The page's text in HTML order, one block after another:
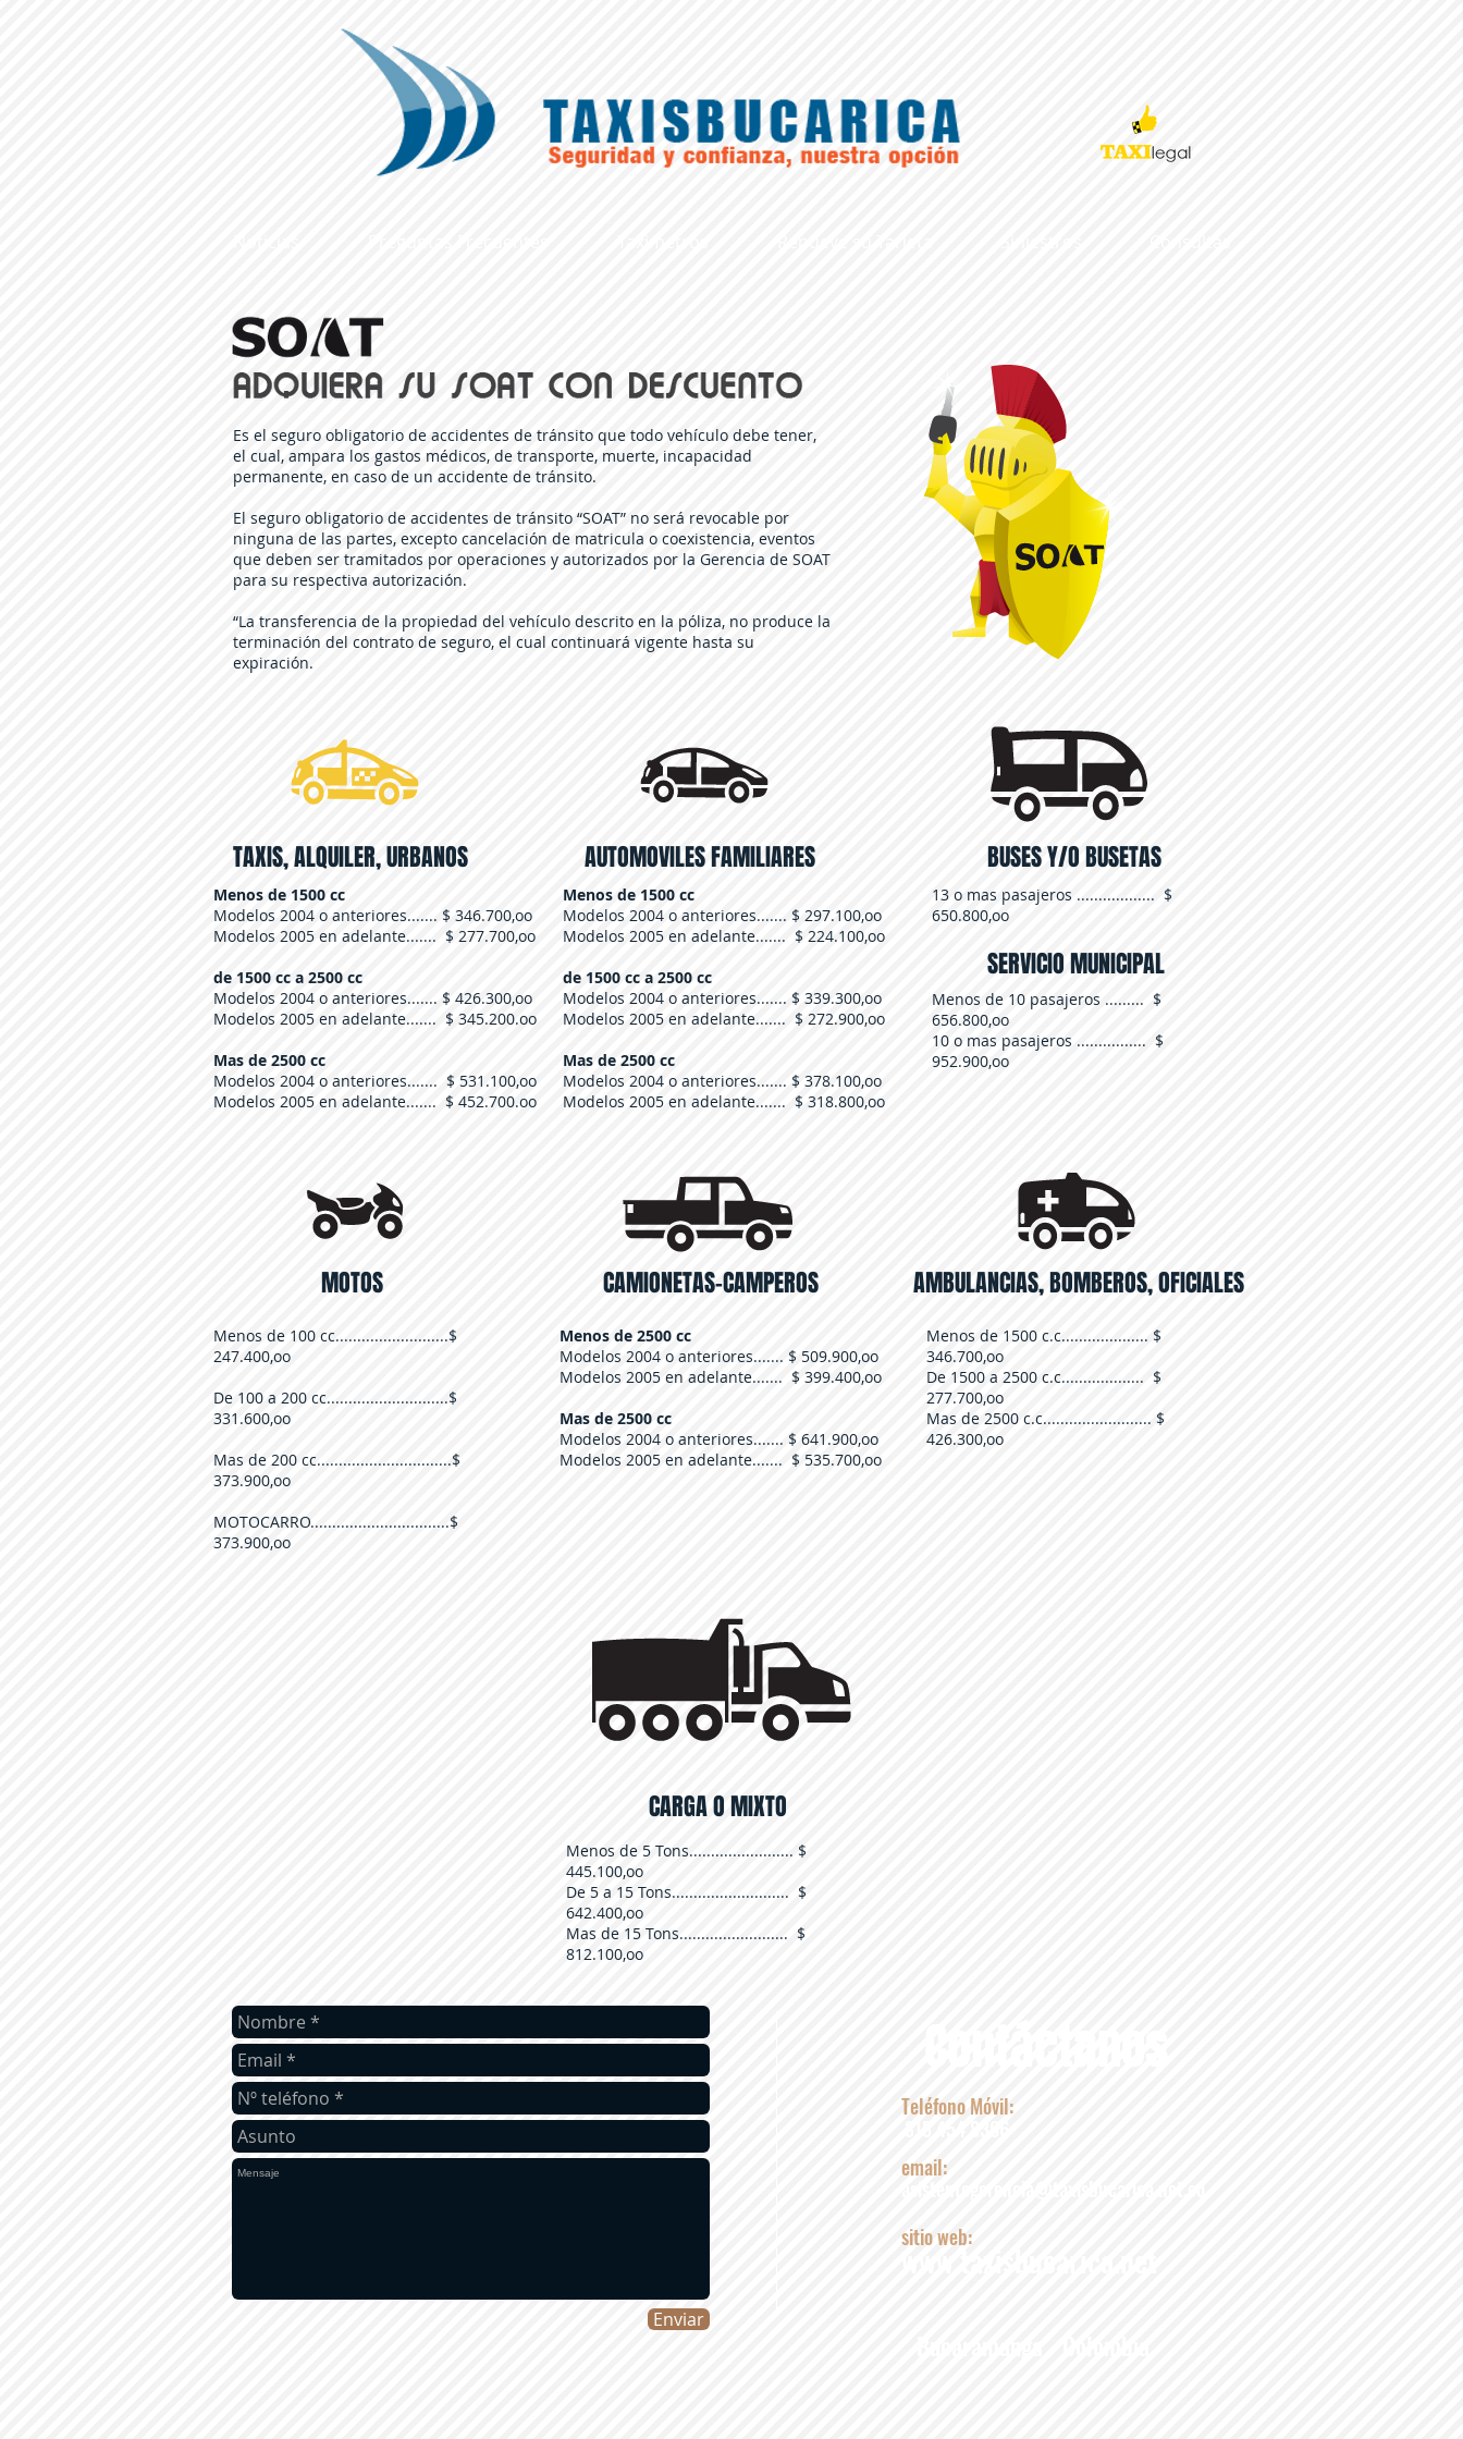
Es el seguro obligatorio de accidentes de tránsito que todo vehículo debe tener,
el cual, ampara los gastos médicos, de transporte, muerte, incapacidad
permanente, en caso de un accidente de tránsito.
El seguro obligatorio de accidentes de tránsito “SOAT” no será revocable por
ninguna de las partes, excepto cancelación de matricula o coexistencia, eventos
que deben ser tramitados por operaciones y autorizados por la Gerencia de SOAT
para su respectiva autorización.
“La transferencia de la propiedad del vehículo descrito en la póliza, no produce la
terminación del contrato de seguro, el cual continuará vigente hasta su
expiración.
TAXIS, ALQUILER, URBANOS AUTOMOVILES FAMILIARES
Menos de 1500 cc
Modelos 2004 o anteriores....... $ 346.700,oo
Modelos 2005 en adelante....... $ 277.700,oo
de 1500 cc a 2500 cc
Modelos 2004 o anteriores....... $ 426.300,oo
Modelos 2005 en adelante....... $ 345.200.oo
Mas de 2500 cc
Modelos 2004 o anteriores....... $ 531.100,oo
Modelos 2005 en adelante....... $ 452.700.oo
Menos de 1500 cc
Modelos 2004 o anteriores....... $ 297.100,oo
Modelos 2005 en adelante....... $ 224.100,oo
de 1500 cc a 2500 cc
Modelos 2004 o anteriores....... $ 339.300,oo
Modelos 2005 en adelante....... $ 272.900,oo
Mas de 2500 cc
Modelos 2004 o anteriores....... $ 378.100,oo
Modelos 2005 en adelante....... $ 318.800,oo
BUSES Y/O BUSETAS
13 o mas pasajeros .................. $
650.800,oo
SERVICIO MUNICIPAL
Menos de 10 pasajeros ......... $
656.800,oo
10 o mas pasajeros ................ $
952.900,oo
MOTOS
Menos de 100 cc..........................$
247.400,oo
De 100 a 200 cc............................$
331.600,oo
Mas de 200 cc...............................$
373.900,oo
MOTOCARRO................................$
373.900,oo
CAMIONETAS-CAMPEROS
Menos de 2500 cc
Modelos 2004 o anteriores....... $ 509.900,oo
Modelos 2005 en adelante....... $ 399.400,oo
Mas de 2500 cc
Modelos 2004 o anteriores....... $ 641.900,oo
Modelos 2005 en adelante....... $ 535.700,oo
AMBULANCIAS, BOMBEROS, OFICIALES
Menos de 1500 c.c.................... $
346.700,oo
De 1500 a 2500 c.c................... $
277.700,oo
Mas de 2500 c.c......................... $
426.300,oo
CARGA O MIXTO
Menos de 5 Tons........................ $
445.100,oo
De 5 a 15 Tons........................... $
642.400,oo
Mas de 15 Tons......................... $
812.100,oo
Enviar
Teléfono Móvil:
email:
sitio web: